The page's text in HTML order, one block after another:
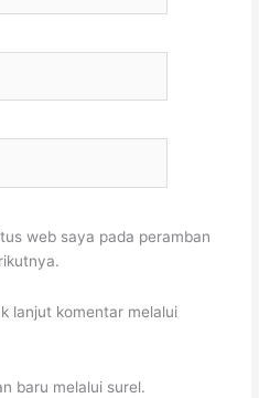
web saya pada peramban
lanjut komentar melalui
baru melalui surel.